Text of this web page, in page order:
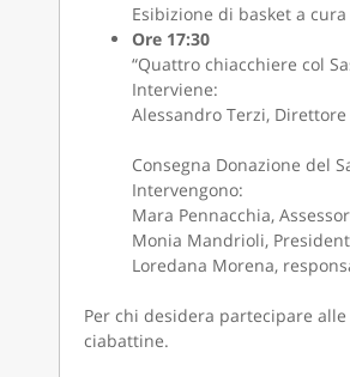
Esibizione di basket a cura
Ore 17:30
“Quattro chiacchiere col
Interviene:
Alessandro Terzi,
Consegna Donazione del
Intervengono:
Mara Pennacchia,
Monia Mandrioli,
Loredana Morena,
Per chi desidera partecipare
ciabattine.